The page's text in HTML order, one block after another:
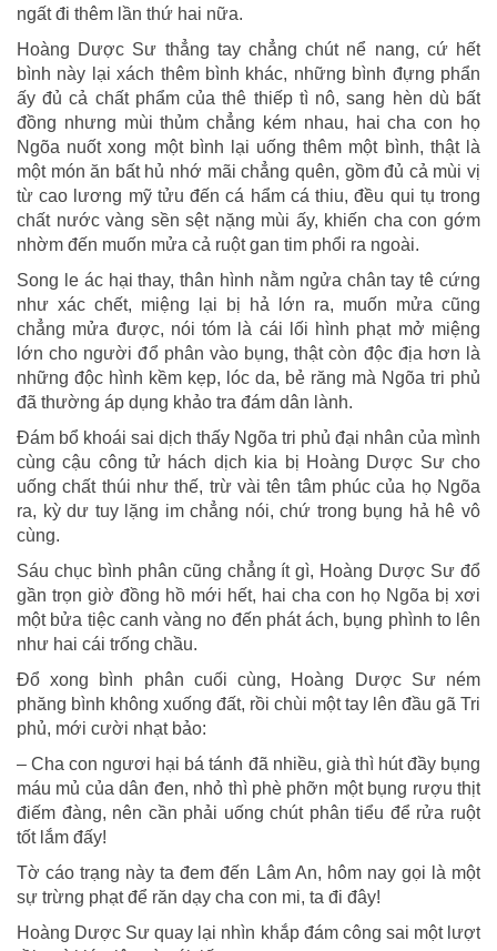
ngất đi thêm lần thứ hai nữa.
Hoàng Dược Sư thẳng tay chẳng chút nể nang, cứ hết
bình này lại xách thêm bình khác, những bình đựng phẩn
ấy đủ cả chất phẩm của thê thiếp tì nô, sang hèn dù bất
đồng nhưng mùi thủm chẳng kém nhau, hai cha con họ
Ngõa nuốt xong một bình lại uống thêm một bình, thật là
một món ăn bất hủ nhớ mãi chẳng quên, gồm đủ cả mùi vị
từ cao lương mỹ tửu đến cá hẩm cá thiu, đều qui tụ trong
chất nước vàng sền sệt nặng mùi ấy, khiến cha con gớm
nhờm đến muốn mửa cả ruột gan tim phổi ra ngoài.
Song le ác hại thay, thân hình nằm ngửa chân tay tê cứng
như xác chết, miệng lại bị hả lớn ra, muốn mửa cũng
chẳng mửa được, nói tóm là cái lối hình phạt mở miệng
lớn cho người đổ phân vào bụng, thật còn độc địa hơn là
những độc hình kềm kẹp, lóc da, bẻ răng mà Ngõa tri phủ
đã thường áp dụng khảo tra đám dân lành.
Đám bổ khoái sai dịch thấy Ngõa tri phủ đại nhân của mình
cùng cậu công tử hách dịch kia bị Hoàng Dược Sư cho
uống chất thúi như thế, trừ vài tên tâm phúc của họ Ngõa
ra, kỳ dư tuy lặng im chẳng nói, chứ trong bụng hả hê vô
cùng.
Sáu chục bình phân cũng chẳng ít gì, Hoàng Dược Sư đổ
gần trọn giờ đồng hồ mới hết, hai cha con họ Ngõa bị xơi
một bửa tiệc canh vàng no đến phát ách, bụng phình to lên
như hai cái trống chầu.
Đổ xong bình phân cuối cùng, Hoàng Dược Sư ném
phăng bình không xuống đất, rồi chùi một tay lên đầu gã Tri
phủ, mới cười nhạt bảo:
– Cha con ngươi hại bá tánh đã nhiều, già thì hút đầy bụng
máu mủ của dân đen, nhỏ thì phè phỡn một bụng rượu thịt
điếm đàng, nên cần phải uống chút phân tiểu để rửa ruột
tốt lắm đấy!
Tờ cáo trạng này ta đem đến Lâm An, hôm nay gọi là một
sự trừng phạt để răn dạy cha con mi, ta đi đây!
Hoàng Dược Sư quay lại nhìn khắp đám công sai một lượt